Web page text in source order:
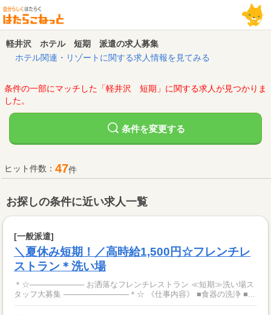
軽井沢 ホテル 短期 派遣の求人募集
ホテル関連・リゾートに関する求人情報を見てみる
条件の一部にマッチした「軽井沢 短期」に関する求人が見つかりま
した。
条件を変更する
ヒット件数： 47件
お探しの条件に近い求人一覧
[一般派遣]
＼夏休み短期！／高時給1,500円☆フレンチレ
ストラン＊洗い場
＊☆────────── お洒落なフレンチレストラン ≪短期≫洗い場ス
タッフ大募集 ────────────＊☆ 《仕事内容》 ■食器の洗浄 ■...